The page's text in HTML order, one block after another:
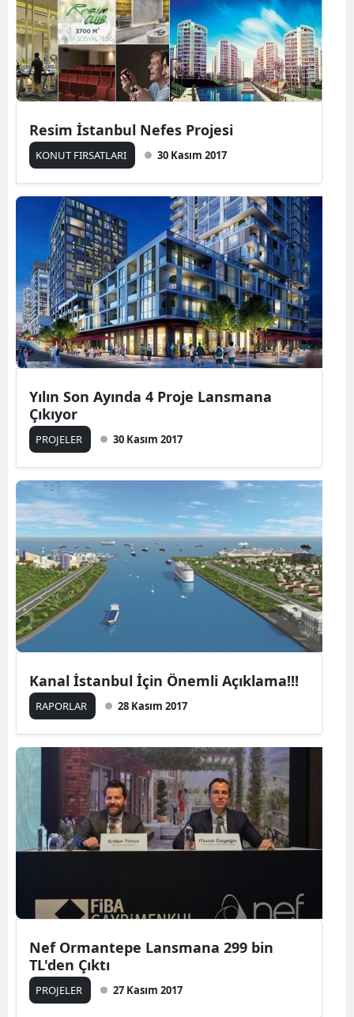
Resim İstanbul Nefes Projesi
KONUT FIRSATLARI 30 Kasım 2017
Yılın Son Ayında 4 Proje Lansmana
Çıkıyor
PROJELER 30 Kasım 2017
Kanal İstanbul İçin Önemli Açıklama!!!
RAPORLAR 28 Kasım 2017
Nef Ormantepe Lansmana 299 bin
TL'den Çıktı
PROJELER 27 Kasım 2017